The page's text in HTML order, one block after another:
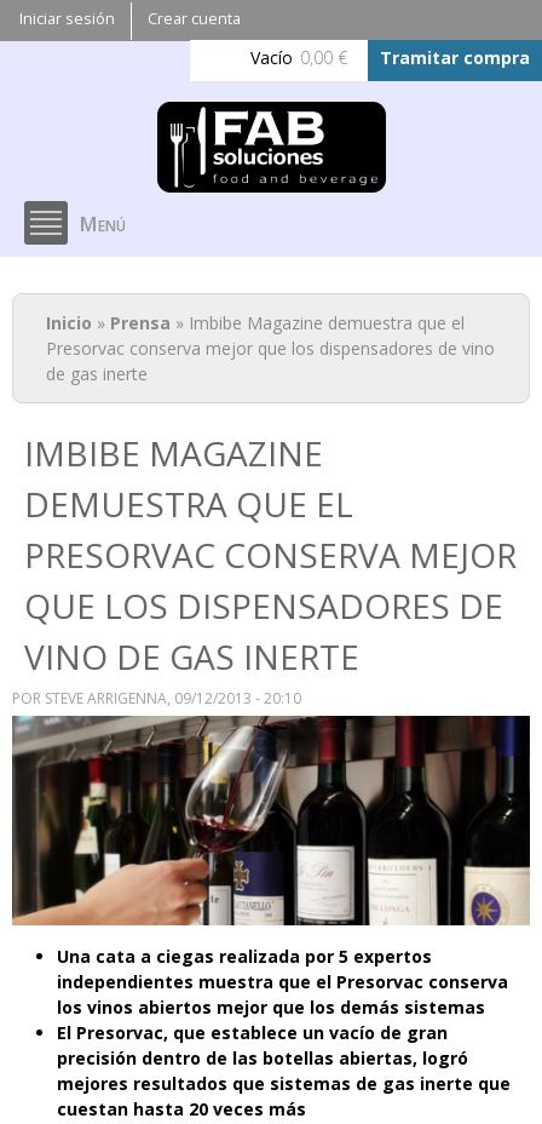
Pasar al
contenido
principal
Iniciar sesión Crear cuenta
Vacío 0,00 € Tramitar compra
Menú
Se encuentra usted aquí
Inicio » Prensa » Imbibe Magazine demuestra que el
Presorvac conserva mejor que los dispensadores de vino
de gas inerte
IMBIBE MAGAZINE
DEMUESTRA QUE EL
PRESORVAC CONSERVA MEJOR
QUE LOS DISPENSADORES DE
VINO DE GAS INERTE
POR STEVE ARRIGENNA, 09/12/2013 - 20:10
Una cata a ciegas realizada por 5 expertos
independientes muestra que el Presorvac conserva
los vinos abiertos mejor que los demás sistemas
El Presorvac, que establece un vacío de gran
precisión dentro de las botellas abiertas, logró
mejores resultados que sistemas de gas inerte que
cuestan hasta 20 veces más